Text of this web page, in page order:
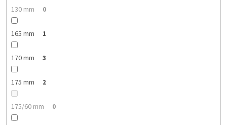
130 mm 0
165 mm 1
170 mm 3
175 mm 2
175/60 mm 0